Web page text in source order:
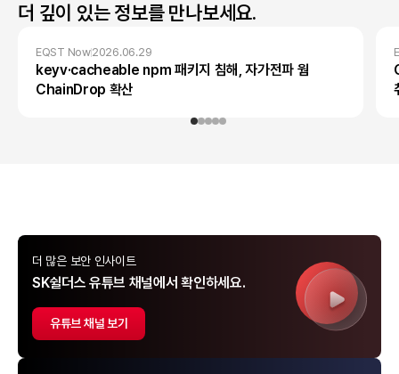
더 깊이 있는 정보를 만나보세요.
EQST Now2026.06.29
keyv·cacheable npm 패키지 침해, 자가전파 웜
ChainDrop 확산
더 많은 보안 인사이트
SK쉴더스 유튜브 채널에서 확인하세요.
유튜브 채널 보기